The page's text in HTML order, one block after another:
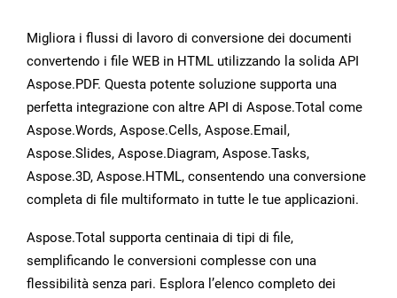
Migliora i flussi di lavoro di conversione dei documenti
convertendo i file WEB in HTML utilizzando la solida API
Aspose.PDF. Questa potente soluzione supporta una
perfetta integrazione con altre API di Aspose.Total come
Aspose.Words, Aspose.Cells, Aspose.Email,
Aspose.Slides, Aspose.Diagram, Aspose.Tasks,
Aspose.3D, Aspose.HTML, consentendo una conversione
completa di file multiformato in tutte le tue applicazioni.
Aspose.Total supporta centinaia di tipi di file,
semplificando le conversioni complesse con una
flessibilità senza pari. Esplora l’elenco completo dei